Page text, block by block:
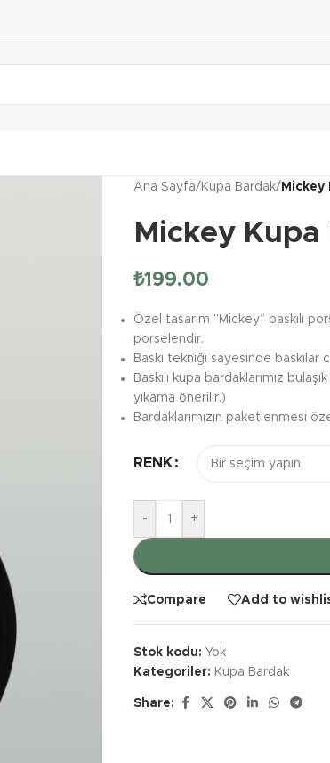
Ana Sayfa/ Kupa Bardak/ Mickey
Mickey
₺199.00
Özel tasarım ”Mickey” baskılı
porselendir.
Baskı tekniği sayesinde baskılar
Baskılı kupa bardaklarımız
yıkama önerilir.)
Bardaklarımızın paketlenmesi
RENK
- +
Compare Add to
Stok kodu: Yok
Kategoriler: Kupa Bardak
Share: